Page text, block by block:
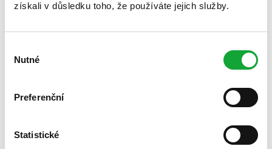
získali v důsledku toho, že používáte jejich služby.
souhlasu
Nutné
Preferenční
Statistické